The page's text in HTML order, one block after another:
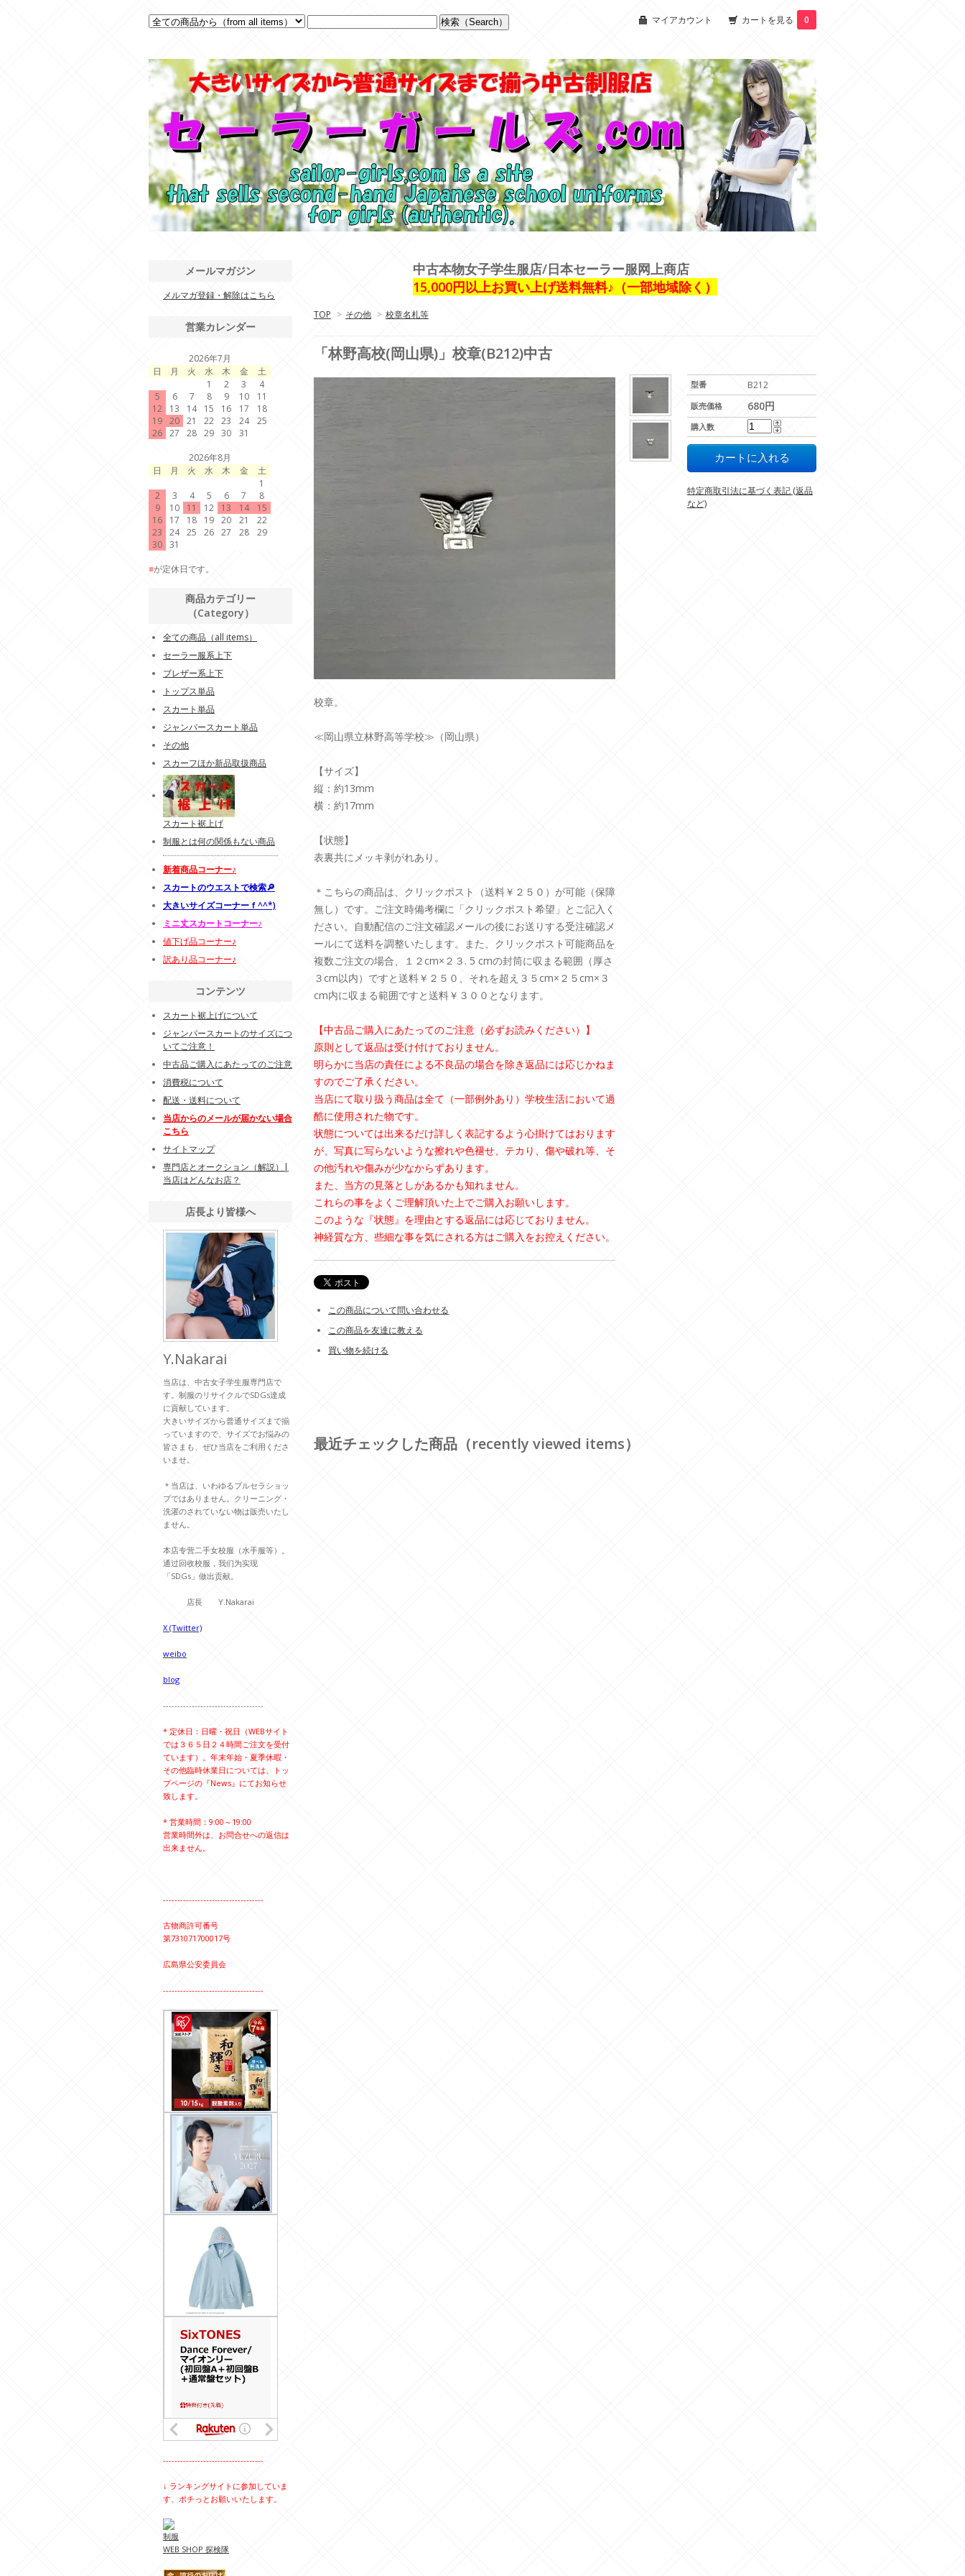
マイアカウント カートを見る 0
中古本物女子学生服店/日本セーラー服网上商店
15,000円以上お買い上げ送料無料♪（一部地域除く）
TOP > その他 > 校章名札等
「林野高校(岡山県)」校章(B212)中古
型番 B212
販売価格 680円
購入数
特定商取引法に基づく表記 (返品
など)
校章。
≪岡山県立林野高等学校≫（岡山県）
【サイズ】
縦：約13mm
横：約17mm
【状態】
表裏共にメッキ剥がれあり。
＊こちらの商品は、クリックポスト（送料￥２５０）が可能（保障
無し）です。ご注文時備考欄に「クリックポスト希望」とご記入く
ださい。自動配信のご注文確認メールの後にお送りする受注確認メ
ールにて送料を調整いたします。また、クリックポスト可能商品を
複数ご注文の場合、１２cm×２３. 5 cmの封筒に収まる範囲（厚さ
３cm以内）ですと送料￥２５０、それを超え３５cm×２５cm×３
cm内に収まる範囲ですと送料￥３００となります。
【中古品ご購入にあたってのご注意（必ずお読みください）】
原則として返品は受け付けておりません。
明らかに当店の責任による不良品の場合を除き返品には応じかねま
すのでご了承ください。
当店にて取り扱う商品は全て（一部例外あり）学校生活において過
酷に使用された物です。
状態については出来るだけ詳しく表記するよう心掛けてはおります
が、写真に写らないような擦れや色褪せ、テカり、傷や破れ等、そ
の他汚れや傷みが少なからずあります。
また、当方の見落としがあるかも知れません。
これらの事をよくご理解頂いた上でご購入お願いします。
このような『状態』を理由とする返品には応じておりません。
神経質な方、些細な事を気にされる方はご購入をお控えください。
この商品について問い合わせる
この商品を友達に教える
買い物を続ける
最近チェックした商品（recently viewed items）
メールマガジン
メルマガ登録・解除はこちら
営業カレンダー
2026年7月
日
月 火 水 木 金
土
1
2 3
4
5
6 7 8 9 10
11
12
13 14 15 16 17
18
19 20 21 22 23 24
25
26 27 28 29 30
31
2026年8月
日
月 火 水 木 金
土
1
2
3 4 5 6 7
8
9
10 11 12 13 14
15
16
17 18 19 20 21
22
23
24 25 26 27 28
29
30 31
■が定休日です。
商品カテゴリー
（Category）
全ての商品（all items）
セーラー服系上下
ブレザー系上下
トップス単品
スカート単品
ジャンパースカート単品
その他
スカーフほか新品取扱商品
スカート裾上げ
制服とは何の関係もない商品
新着商品コーナー♪
スカートのウエストで検索🔎
大きいサイズコーナーｆ^^*)
ミニ丈スカートコーナー♪
値下げ品コーナー♪
訳あり品コーナー♪
コンテンツ
スカート裾上げについて
ジャンパースカートのサイズにつ
いてご注意！
中古品ご購入にあたってのご注意
消費税について
配送・送料について
当店からのメールが届かない場合
こちら
サイトマップ
専門店とオークション（解説）|
当店はどんなお店？
店長より皆様へ
Y.Nakarai
当店は、中古女子学生服専門店で
す。制服のリサイクルでSDGs達成
に貢献しています。
大きいサイズから普通サイズまで揃
っていますので、サイズでお悩みの
皆さまも、ぜひ当店をご利用くださ
いませ。
＊当店は、いわゆるブルセラショッ
プではありません。クリーニング・
洗濯のされていない物は販売いたし
ません。
本店专营二手女校服（水手服等）。
通过回收校服，我们为实现
「SDGs」做出贡献。
店長 Y.Nakarai
X (Twitter)
weibo
blog
-----------------------------------
* 定休日：日曜・祝日（WEBサイト
では３６５日２４時間ご注文を受付
ています）。年末年始・夏季休暇・
その他臨時休業日については、トッ
プページの『News』にてお知らせ
致します。
* 営業時間：9:00～19:00
営業時間外は、お問合せへの返信は
出来ません。
-----------------------------------
古物商許可番号
第731071700017号
広島県公安委員会
-----------------------------------
-----------------------------------
↓ ランキングサイトに参加していま
す、ポチっとお願いいたします。
制服
WEB SHOP 探検隊